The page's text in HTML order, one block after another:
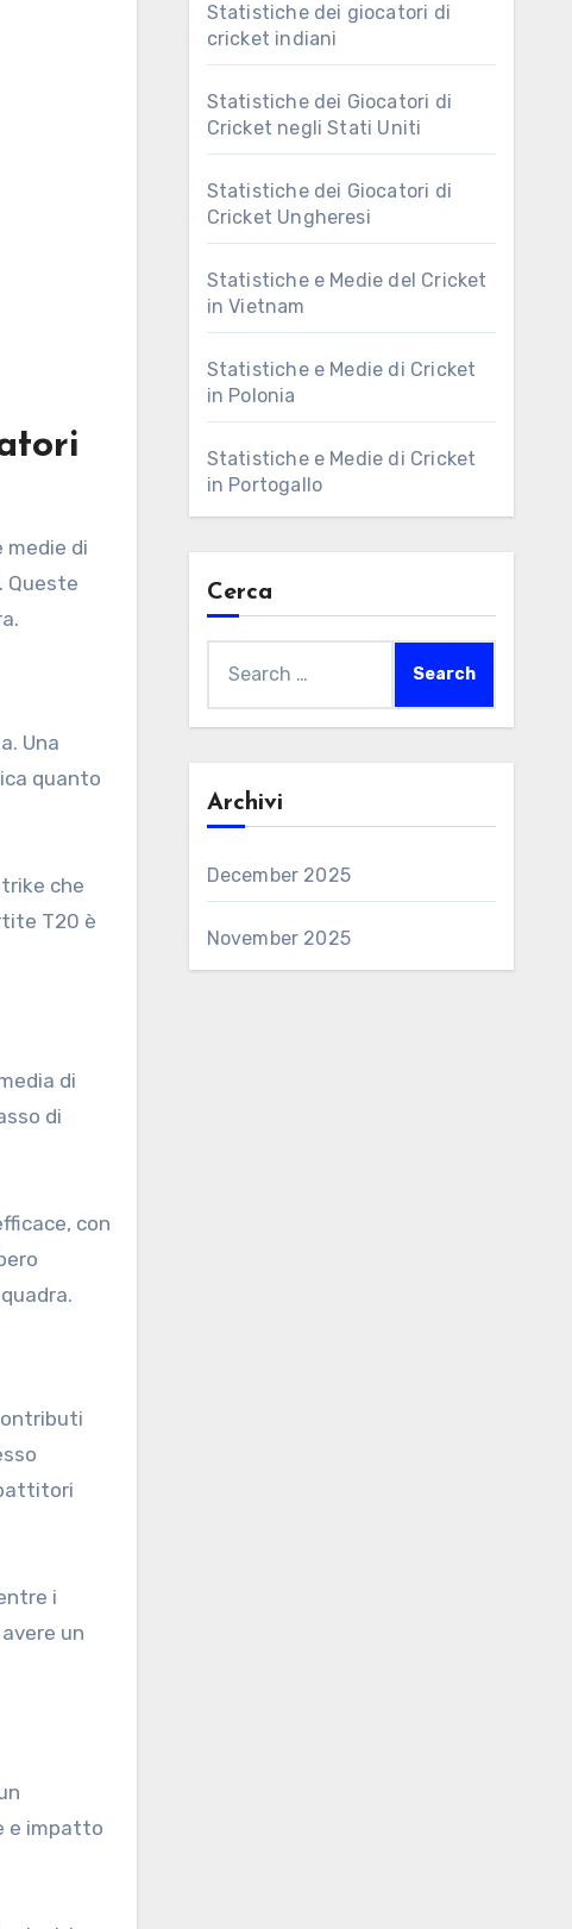
di
Queste
Una
quanto
che
T20 è
di
di
con
i
un
e impatto
Statistiche dei giocatori di
cricket indiani
Statistiche dei Giocatori di
Cricket negli Stati Uniti
Statistiche dei Giocatori di
Cricket Ungheresi
Statistiche e Medie del Cricket
in Vietnam
Statistiche e Medie di Cricket
in Polonia
Statistiche e Medie di Cricket
in Portogallo
Cerca
for:
Archivi
December 2025
November 2025